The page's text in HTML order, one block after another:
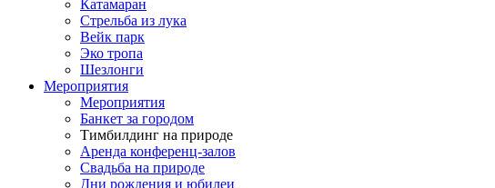
Катамаран
Стрельба из лука
Вейк парк
Эко тропа
Шезлонги
Мероприятия
Мероприятия
Банкет за городом
Тимбилдинг на природе
Аренда конференц-залов
Свадьба на природе
Дни рождения и юбилеи